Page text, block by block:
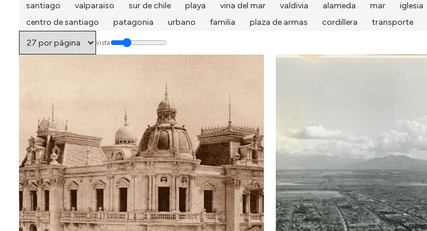
santiago valparaiso sur de chile playa vina del mar valdivia alameda mar iglesia
centro de santiago
patagonia urbano familia plaza de armas cordillera transporte
vista